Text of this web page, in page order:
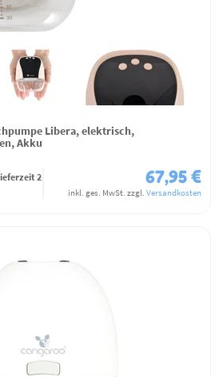
Libera, elektrisch,
Akku
2
67,95 €
inkl. ges. MwSt. zzgl. Versandkosten